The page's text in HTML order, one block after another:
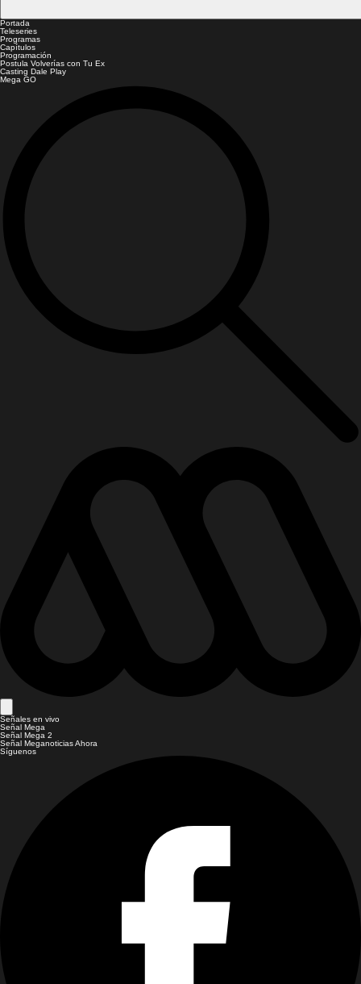
Portada
Teleseries
Programas
Capítulos
Programación
Postula Volverías con Tu Ex
Casting Dale Play
Mega GO
Señales en vivo
Señal Mega
Señal Mega 2
Señal Meganoticias Ahora
Síguenos